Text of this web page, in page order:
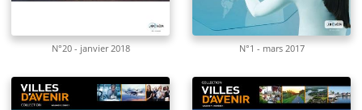
N°20 - janvier 2018 N°1 - mars 2017